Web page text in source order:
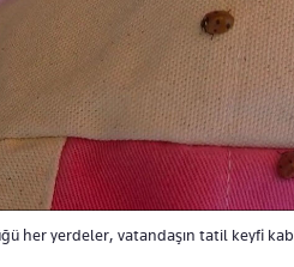
her yerdeler, vatandaşın tatil keyfi